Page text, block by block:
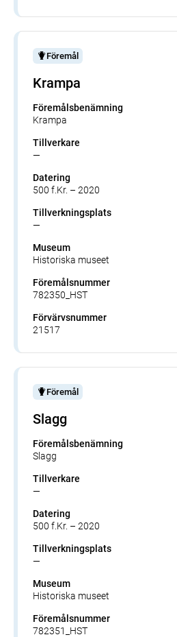
Föremål
Krampa
Föremålsbenämning
Krampa
Tillverkare
—
Datering
500 f.Kr. – 2020
Tillverkningsplats
—
Museum
Historiska museet
Föremålsnummer
782350_HST
Förvärvsnummer
21517
Föremål
Slagg
Föremålsbenämning
Slagg
Tillverkare
—
Datering
500 f.Kr. – 2020
Tillverkningsplats
—
Museum
Historiska museet
Föremålsnummer
782351_HST